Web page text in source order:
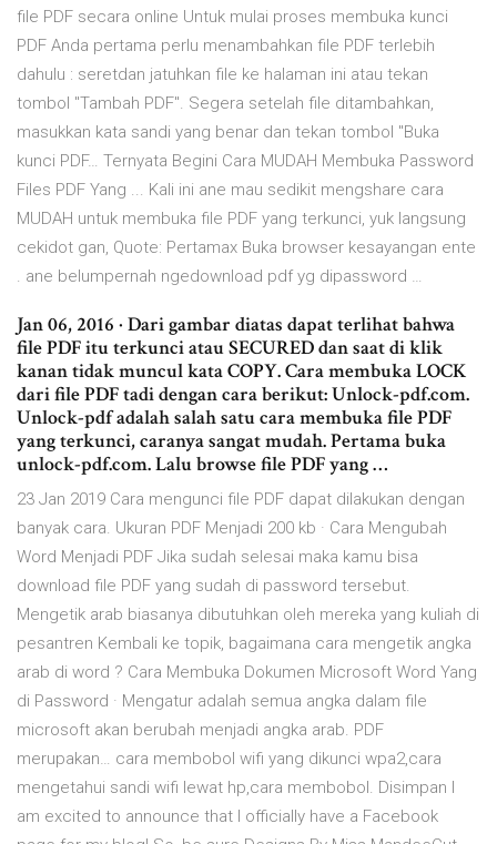
file PDF secara online Untuk mulai proses membuka kunci
PDF Anda pertama perlu menambahkan file PDF terlebih
dahulu : seretdan jatuhkan file ke halaman ini atau tekan
tombol "Tambah PDF". Segera setelah file ditambahkan,
masukkan kata sandi yang benar dan tekan tombol "Buka
kunci PDF… Ternyata Begini Cara MUDAH Membuka Password
Files PDF Yang ... Kali ini ane mau sedikit mengshare cara
MUDAH untuk membuka file PDF yang terkunci, yuk langsung
cekidot gan, Quote: Pertamax Buka browser kesayangan ente
. ane belumpernah ngedownload pdf yg dipassword …
Jan 06, 2016 · Dari gambar diatas dapat terlihat bahwa
file PDF itu terkunci atau SECURED dan saat di klik
kanan tidak muncul kata COPY. Cara membuka LOCK
dari file PDF tadi dengan cara berikut: Unlock-pdf.com.
Unlock-pdf adalah salah satu cara membuka file PDF
yang terkunci, caranya sangat mudah. Pertama buka
unlock-pdf.com. Lalu browse file PDF yang …
23 Jan 2019 Cara mengunci file PDF dapat dilakukan dengan
banyak cara. Ukuran PDF Menjadi 200 kb · Cara Mengubah
Word Menjadi PDF Jika sudah selesai maka kamu bisa
download file PDF yang sudah di password tersebut.
Mengetik arab biasanya dibutuhkan oleh mereka yang kuliah di
pesantren Kembali ke topik, bagaimana cara mengetik angka
arab di word ? Cara Membuka Dokumen Microsoft Word Yang
di Password · Mengatur adalah semua angka dalam file
microsoft akan berubah menjadi angka arab. PDF
merupakan… cara membobol wifi yang dikunci wpa2,cara
mengetahui sandi wifi lewat hp,cara membobol. Disimpan I
am excited to announce that I officially have a Facebook